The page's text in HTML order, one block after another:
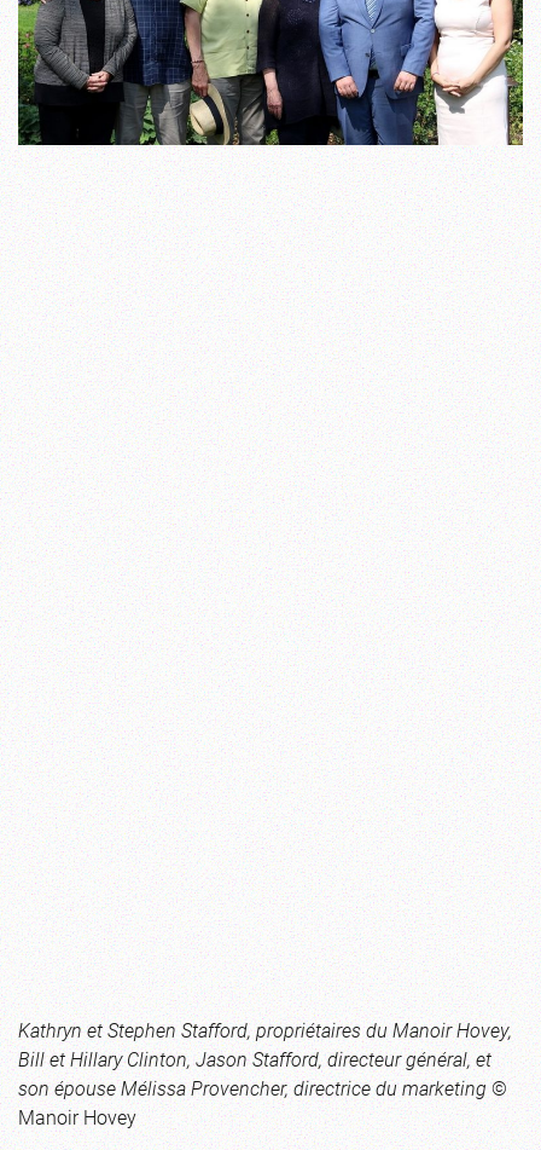
Kathryn et Stephen Stafford, propriétaires du Manoir Hovey,
Bill et Hillary Clinton, Jason Stafford, directeur général, et
son épouse Mélissa Provencher, directrice du marketing©
Manoir Hovey